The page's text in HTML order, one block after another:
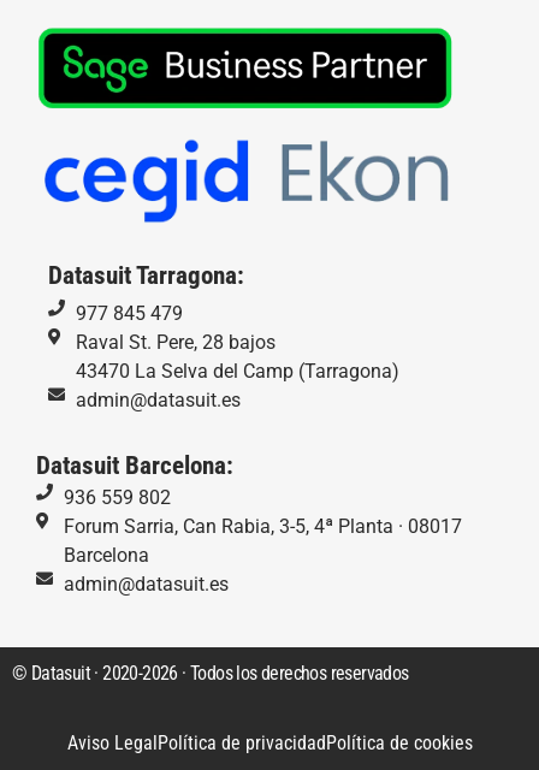
Datasuit Tarragona:
977 845 479
Raval St. Pere, 28 bajos
43470 La Selva del Camp (Tarragona)
admin@datasuit.es
Datasuit Barcelona:
936 559 802
Forum Sarria, Can Rabia, 3-5, 4ª Planta · 08017
Barcelona
admin@datasuit.es
© Datasuit · 2020-2026 · Todos los derechos reservados
Aviso Legal Política de privacidadPolítica de cookies